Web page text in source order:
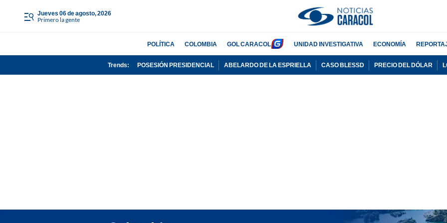
jueves 06 de agosto, 2026
Primero la gente
POLÍTICA COLOMBIA GOL CARACOL UNIDAD INVESTIGATIVA ECONOMÍA
Trends: POSESIÓN PRESIDENCIAL ABELARDO DE LA ESPRIELLA CASO BLESSD PRECIO DEL DÓLAR